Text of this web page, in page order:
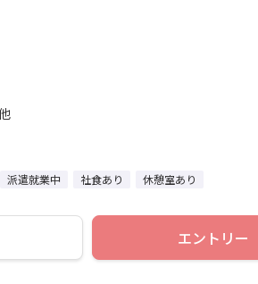
派遣就業中 社食あり 休憩室あり
エントリー